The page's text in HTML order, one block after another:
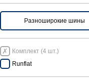
Разноширокие шины
Комплект (4 шт.)
Runflat